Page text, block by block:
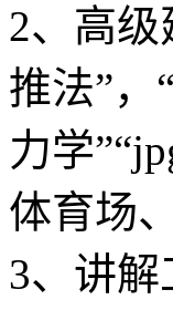
2、高
推法”，
力学
体育场
3、讲